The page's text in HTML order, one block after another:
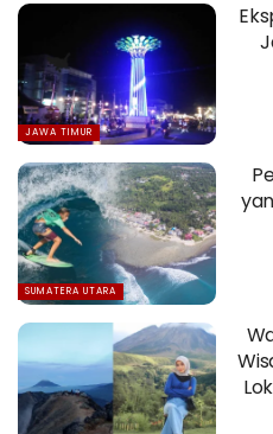
JAWA TIMUR
SUMATERA UTARA